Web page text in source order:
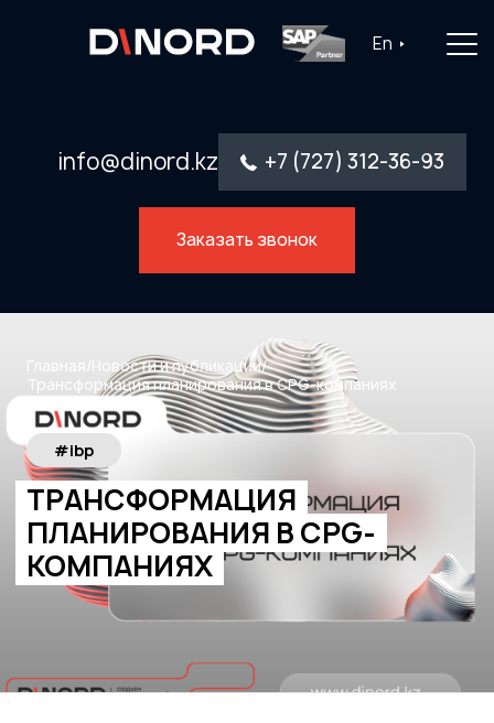
En
info@dinord.kz +7 (727) 312-36-93
Заказать звонок
Главная/Новости и публикации/
Трансформация планирования в CPG-компаниях
#ibp
ТРАНСФОРМАЦИЯ
ПЛАНИРОВАНИЯ В CPG-
КОМПАНИЯХ
Главная
Каталог ПО
Отрасли
Контакты